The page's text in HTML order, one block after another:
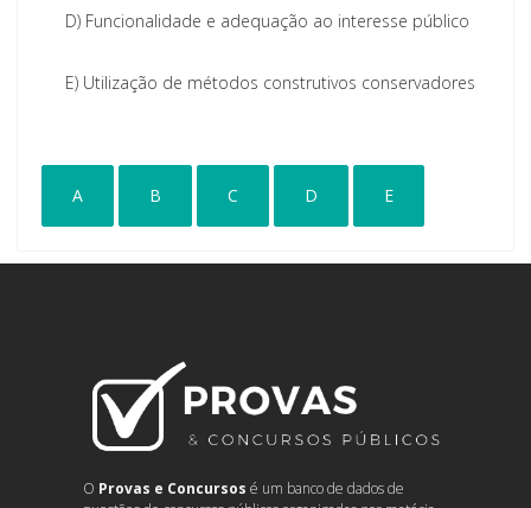
D) Funcionalidade e adequação ao interesse público
E) Utilização de métodos construtivos conservadores
A B C D E
O Provas e Concursos é um banco de dados de